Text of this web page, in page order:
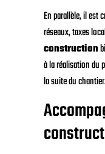
En parallèle, il est
réseaux, taxes
construction
à la réalisation du
la suite du